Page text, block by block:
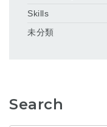
Skills
未分類
Search